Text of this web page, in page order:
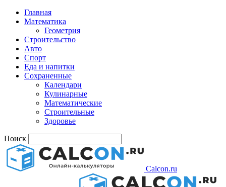
Главная
Математика
Геометрия
Строительство
Авто
Спорт
Еда и напитки
Сохраненные
Календари
Кулинарные
Математические
Строительные
Здоровье
Поиск
Calcon.ru